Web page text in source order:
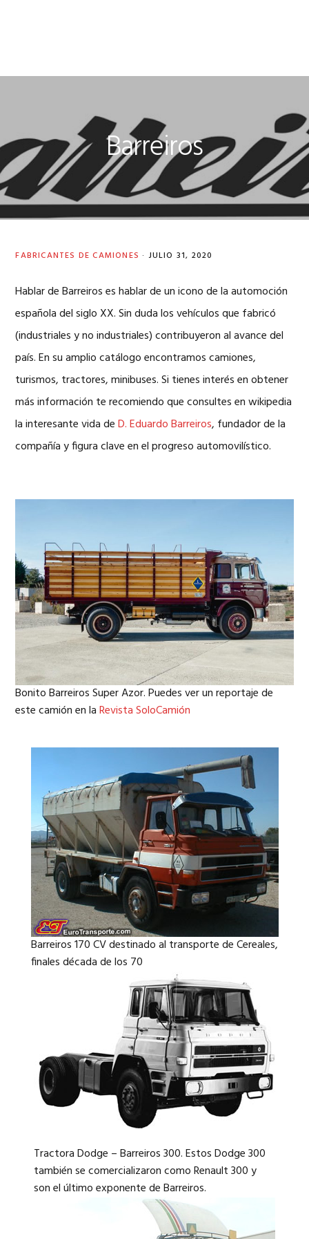
Barreiros
FABRICANTES DE CAMIONES · JULIO 31, 2020
Hablar de Barreiros es hablar de un icono de la automoción
española del siglo XX. Sin duda los vehículos que fabricó
(industriales y no industriales) contribuyeron al avance del
país. En su amplio catálogo encontramos camiones,
turismos, tractores, minibuses. Si tienes interés en obtener
más información te recomiendo que consultes en wikipedia
la interesante vida deD. Eduardo Barreiros, fundador de la
compañía y figura clave en el progreso automovilístico.
Bonito Barreiros Super Azor. Puedes ver un reportaje de
este camión en laRevista SoloCamión
Barreiros 170 CV destinado al transporte de Cereales,
finales década de los 70
Tractora Dodge – Barreiros 300. Estos Dodge 300
también se comercializaron como Renault 300 y
son el último exponente de Barreiros.